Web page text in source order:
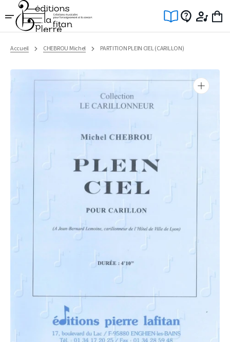
Ignorer
et
passer
au
Accueil CHEBROU Michel PARTITION PLEIN CIEL (CARILLON)
Ouvrir
des
vue